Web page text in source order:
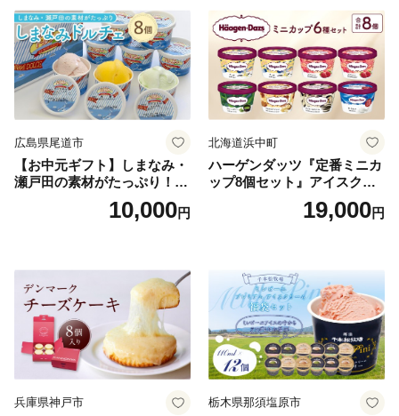
広島県尾道市
【お中元ギフト】しまなみ・
瀬戸田の素材がたっぷり！ジ
10,000円
北海道浜中町
ハーゲンダッツ『定番ミニカ
ップ8個セット』アイスクリ
ーム アイス スイーツ デザー
19,000円
兵庫県神戸市 栃木県那須塩原市